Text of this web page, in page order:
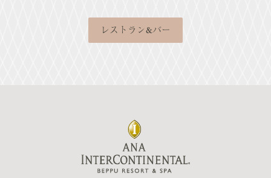
レストラン&バー